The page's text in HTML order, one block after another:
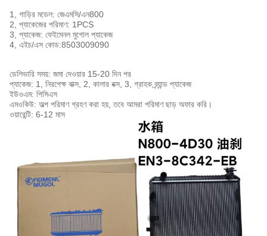
1, গাড়ির মডেল: জেএমসি/এন800
2, প্যাকেজের পরিমাণ: 1PCS
3, প্যাকেজ: ফেইমেনল মুগোল প্যাকেজ
4, এইচ/এস কোড:8503009090
ডেলিভারি সময়: জমা দেওয়ার 15-20 দিন পর
প্যাকেজ: 1, নিরপেক্ষ বাক্স, 2, কালার বক্স, 3, গ্রাহক ব্র্যান্ড প্যাকেজ
ইউওএম: পিসিএস
এমওকিউ: অল্প পরিমাণ গ্রহণ করা হয়, তবে আমরা পরিমাণ ছাড় অফার করি।
ওয়ারেন্টি: 6-12 মাস